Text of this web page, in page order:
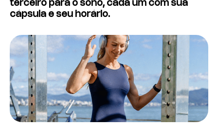
terceiro para o sono, cada um com sua
cápsula e seu horário.